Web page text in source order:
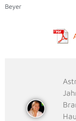
Beyer